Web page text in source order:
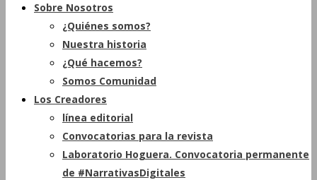
Sobre Nosotros
¿Quiénes somos?
Nuestra historia
¿Qué hacemos?
Somos Comunidad
Los Creadores
línea editorial
Convocatorias para la revista
Laboratorio Hoguera. Convocatoria permanente
de #NarrativasDigitales